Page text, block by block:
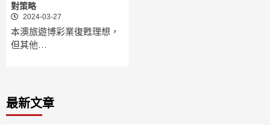
對策略
2024-03-27
本澳旅遊博彩業復甦理想，
但其他…
最新文章